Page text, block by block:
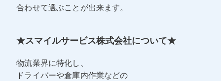
合わせて選ぶことが出来ます。
★スマイルサービス株式会社について★
物流業界に特化し、
ドライバーや倉庫内作業などの